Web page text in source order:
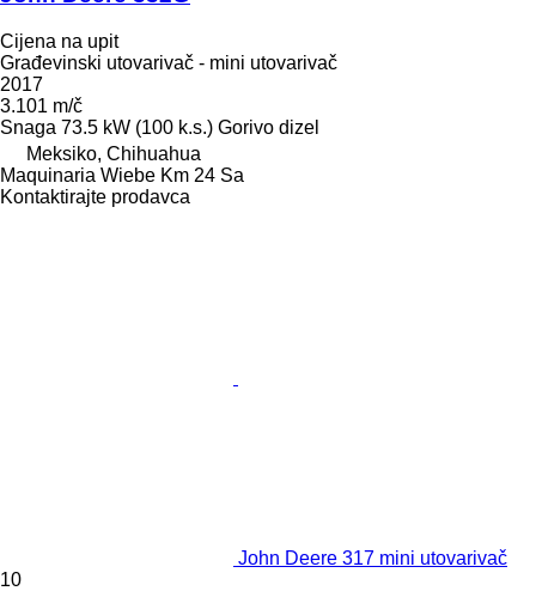
Cijena na upit
Građevinski utovarivač - mini utovarivač
2017
3.101 m/č
Snaga 73.5 kW (100 k.s.) Gorivo dizel
Meksiko, Chihuahua
Maquinaria Wiebe Km 24 Sa
Kontaktirajte prodavca
John Deere 317 mini utovarivač
10